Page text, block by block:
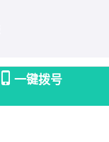
一键拨号